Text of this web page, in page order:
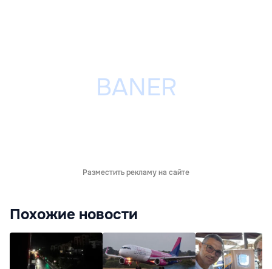
Разместить рекламу на сайте
Похожие новости